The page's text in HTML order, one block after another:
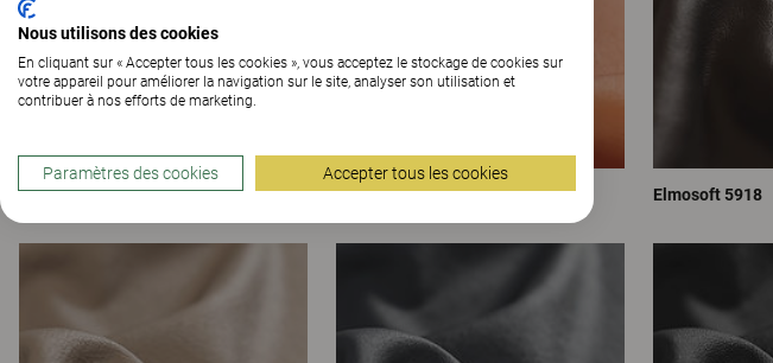
Elmosoft 5915 Elmosoft 5916 Elmosoft 5918
Nous utilisons des cookies
En cliquant sur « Accepter tous les cookies », vous acceptez le stockage de cookies sur
votre appareil pour améliorer la navigation sur le site, analyser son utilisation et
contribuer à nos efforts de marketing.
Paramètres des cookies Accepter tous les cookies